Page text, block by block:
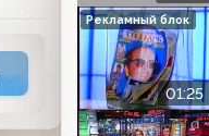
01:25
Рекламный блок